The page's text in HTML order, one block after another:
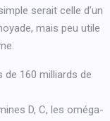
serait celle d’un
mais peu utile
de 160 milliards de
D, C, les oméga-